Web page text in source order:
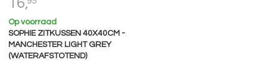
16,
Op voorraad
SOPHIE ZITKUSSEN 40X40CM -
MANCHESTER LIGHT GREY
(WATERAFSTOTEND)